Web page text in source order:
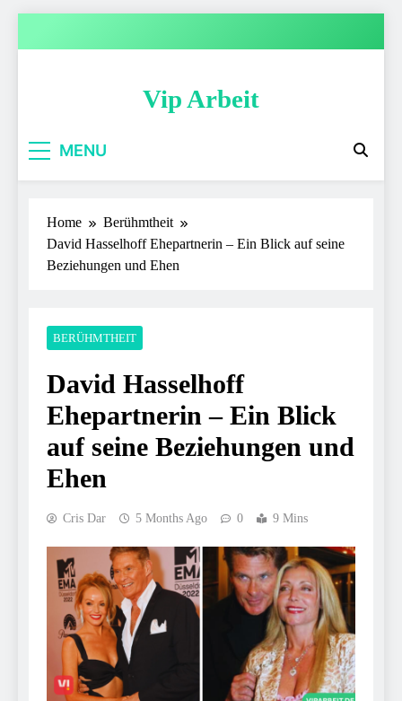
Vip Arbeit
MENU
Home
Berühmtheit
David Hasselhoff Ehepartnerin – Ein Blick auf seine
Beziehungen und Ehen
BERÜHMTHEIT
David Hasselhoff
Ehepartnerin – Ein Blick
auf seine Beziehungen und
Ehen
Cris Dar 5 Months Ago 0 9 Mins